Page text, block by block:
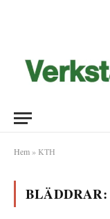
Hem » KTH
BLÄDDRAR: